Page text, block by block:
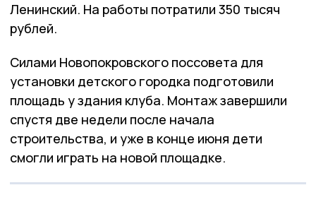
Ленинский. На работы потратили 350 тысяч
рублей.
Силами Новопокровского поссовета для
установки детского городка подготовили
площадь у здания клуба. Монтаж завершили
спустя две недели после начала
строительства, и уже в конце июня дети
смогли играть на новой площадке.